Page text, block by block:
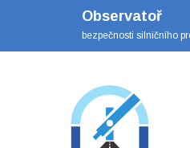
Observatoř
bezpečnosti silničního